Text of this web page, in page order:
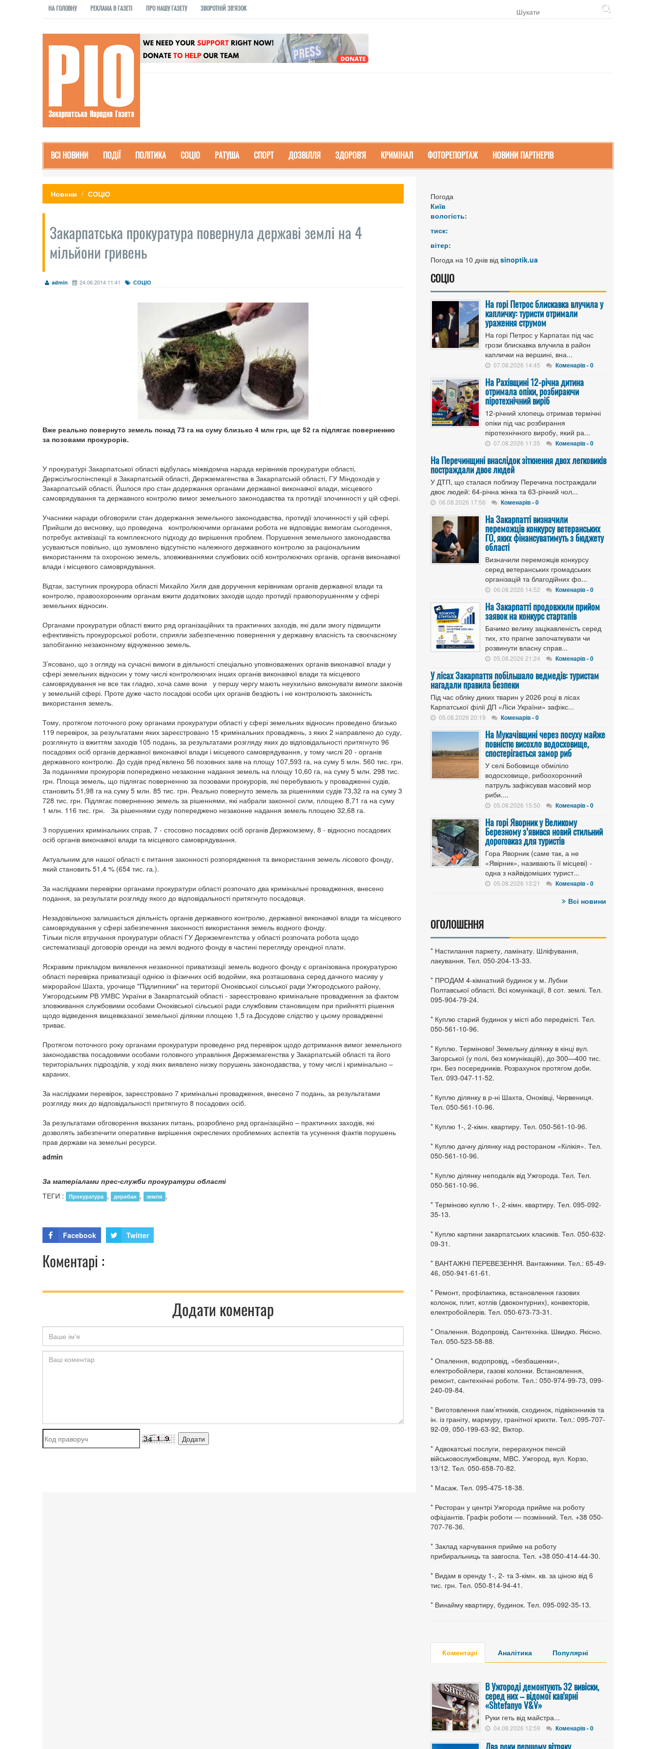
НА ГОЛОВНУ РЕКЛАМА В ГАЗЕТІ ПРО НАШУ ГАЗЕТУ ЗВОРОТНІЙ ЗВ'ЯЗОК
ВСІ НОВИНИ ПОДІЇ ПОЛІТИКА СОЦІО РАТУША СПОРТ ДОЗВІЛЛЯ ЗДОРОВ'Я КРИМІНАЛ ФОТОРЕПОРТАЖ НОВИНИ ПАРТНЕРІВ
Новини СОЦІО
Закарпатська прокуратура повернула державі землі на 4
мільйони гривень
admin 24.06.2014 11:41 СОЦІО
Вже реально повернуто земель понад 73 га на суму близько 4 млн грн, ще 52 га підлягає поверненню
за позовами прокурорів.
У прокуратурі Закарпатської області відбулась міжвідомча нарада керівників прокуратури області,
Держсільгоспінспекції в Закарпатській області, Держземагенства в Закарпатській області, ГУ Міндоходів у
Закарпатській області. Йшлося про стан додержання органами державної виконавчої влади, місцевого
самоврядування та державного контролю вимог земельного законодавства та протидії злочинності у цій сфері.
Учасники наради обговорили стан додержання земельного законодавства, протидії злочинності у цій сфері.
Прийшли до висновку, що проведена контролюючими органами робота не відповідає вимогам сьогодення,
потребує активізації та комплексного підходу до вирішення проблем. Порушення земельного законодавства
усуваються повільно, що зумовлено відсутністю належного державного контролю за раціональним
використанням та охороною земель, зловживаннями службових осіб контролюючих органів, органів виконавчої
влади і місцевого самоврядування.
Відтак, заступник прокурора області Михайло Хиля дав доручення керівникам органів державної влади та
контролю, правоохоронним органам вжити додаткових заходів щодо протидії правопорушенням у сфері
земельних відносин.
Органами прокуратури області вжито ряд організаційних та практичних заходів, які дали змогу підвищити
ефективність прокурорської роботи, сприяли забезпеченню повернення у державну власність та своєчасному
запобіганню незаконному відчуженню земель.
З’ясовано, що з огляду на сучасні вимоги в діяльності спеціально уповноважених органів виконавчої влади у
сфері земельних відносин у тому числі контролюючих інших органів виконавчої влади та місцевого
самоврядування не все так гладко, хоча саме вони у першу чергу мають неухильно виконувати вимоги законів
у земельній сфері. Проте дуже часто посадові особи цих органів бездіють і не контролюють законність
використання земель.
Тому, протягом поточного року органами прокуратури області у сфері земельних відносин проведено близько
119 перевірок, за результатами яких зареєстровано 15 кримінальних проваджень, з яких 2 направлено до суду,
розглянуто із вжиттям заходів 105 подань, за результатами розгляду яких до відповідальності притягнуто 96
посадових осіб органів державної виконавчої влади і місцевого самоврядування, у тому числі 20 - органів
державного контролю. До судів пред’явлено 56 позовних заяв на площу 107,593 га, на суму 5 млн. 560 тис. грн.
За поданнями прокурорів попереджено незаконне надання земель на площу 10,60 га, на суму 5 млн. 298 тис.
грн. Площа земель, що підлягає поверненню за позовами прокурорів, які перебувають у провадженні судів,
становить 51,98 га на суму 5 млн. 85 тис. грн. Реально повернуто земель за рішеннями судів 73,32 га на суму 3
728 тис. грн. Підлягає поверненню земель за рішеннями, які набрали законної сили, площею 8,71 га на суму
1 млн. 116 тис. грн. За рішеннями суду попереджено незаконне надання земель площею 32,68 га.
З порушених кримінальних справ, 7 - стосовно посадових осіб органів Держкомзему, 8 - відносно посадових
осіб органів виконавчої влади та місцевого самоврядування.
Актуальним для нашої області є питання законності розпорядження та використання земель лісового фонду,
який становить 51,4 % (654 тис. га.).
За наслідками перевірки органами прокуратури області розпочато два кримінальні провадження, внесено
подання, за результати розгляду якого до відповідальності притягнуто посадовця.
Незадовільною залишається діяльність органів державного контролю, державної виконавчої влади та місцевого
самоврядування у сфері забезпечення законності використання земель водного фонду.
Тільки після втручання прокуратури області ГУ Держземгентства у області розпочата робота щодо
систематизації договорів оренди на землі водного фонду в частині перегляду орендної плати.
Яскравим прикладом виявлення незаконної приватизації земель водного фонду є організована прокуратурою
області перевірка приватизації однією із фізичних осіб водойми, яка розташована серед дачного масиву у
мікрорайоні Шахта, урочище "Підлипники" на території Оноківської сільської ради Ужгородського району,
Ужгородським РВ УМВС України в Закарпатській області - зареєстровано кримінальне провадження за фактом
зловживання службовими особами Оноківської сільської ради службовим становищем при прийнятті рішення
щодо відведення вищевказаної земельної ділянки площею 1,5 га.Досудове слідство у цьому провадженні
триває.
Протягом поточного року органами прокуратури проведено ряд перевірок щодо дотримання вимог земельного
законодавства посадовими особами головного управління Держземагенства у Закарпатській області та його
територіальних підрозділів, у ході яких виявлено низку порушень законодавства, у тому числі і кримінально –
караних.
За наслідками перевірок, зареєстровано 7 кримінальні провадження, внесено 7 подань, за результатами
розгляду яких до відповідальності притягнуто 8 посадових осіб.
За результатами обговорення вказаних питань, розроблено ряд організаційно – практичних заходів, які
дозволять забезпечити оперативне вирішення окреслених проблемних аспектів та усунення фактів порушень
прав держави на земельні ресурси.
admin
За матеріалами прес-служби прокуратури області
ТЕГИ :
Прокуратура , дерибан , земля ,
Facebook Twitter
Коментарі :
Додати коментар
Погода
Київ
вологість:
тиск:
вітер:
Погода на 10 днів від sinoptik.ua
СОЦІО
На горі Петрос блискавка влучила у
капличку: туристи отримали
ураження струмом
На горі Петрос у Карпатах під час
грози блискавка влучила в район
каплички на вершині, вна...
07.08.2026 14:45 Коменарів - 0
На Рахівщині 12-річна дитина
отримала опіки, розбираючи
піротехнічний виріб
12-річний хлопець отримав термічні
опіки під час розбирання
піротехнічного виробу, який ра...
07.08.2026 11:35 Коменарів - 0
На Перечинщині внаслідок зіткнення двох легковиків
постраждали двоє людей
У ДТП, що сталася поблизу Перечина постраждали
двоє людей: 64-річна жінка та 63-річний чол...
06.08.2026 17:56 Коменарів - 0
На Закарпатті визначили
переможців конкурсу ветеранських
ГО, яких фінансуватимуть з бюджету
області
Визначили переможців конкурсу
серед ветеранських громадських
організацій та благодійних фо...
06.08.2026 14:52 Коменарів - 0
На Закарпатті продовжили прийом
заявок на конкурс стартапів
Бачимо велику зацікавленість серед
тих, хто прагне започаткувати чи
розвинути власну справ...
05.08.2026 21:24 Коменарів - 0
У лісах Закарпаття побільшало ведмедів: туристам
нагадали правила безпеки
Під час обліку диких тварин у 2026 році в лісах
Карпатської філії ДП «Ліси України» зафікс...
05.08.2026 20:19 Коменарів - 0
На Мукачівщині через посуху майже
повністю висохло водосховище,
спостерігається замор риб
У селі Бобовище обміліло
водосховище, рибоохоронний
патруль зафіксував масовий мор
риби....
05.08.2026 15:50 Коменарів - 0
На горі Яворник у Великому
Березному з’явився новий стильний
дороговказ для туристів
Гора Яворник (саме так, а не
«Явірник», називають її місцеві) -
одна з найвідоміших турист...
05.08.2026 13:21 Коменарів - 0
Всі новини
ОГОЛОШЕННЯ
* Настилання паркету, ламінату. Шліфування,
лакування. Тел. 050-204-13-33.
* ПРОДАМ 4-кімнатний будинок у м. Лубни
Полтавської області. Всі комунікації, 8 сот. землі. Тел.
095-904-79-24.
* Куплю старий будинок у місті або передмісті. Тел.
050-561-10-96.
* Куплю. Терміново! Земельну ділянку в кінці вул.
Загорської (у полі, без комунікацій), до 300—400 тис.
грн. Без посередників. Розрахунок протягом доби.
Тел. 093-047-11-52.
* Куплю ділянку в р-ні Шахта, Оноківці, Червениця.
Тел. 050-561-10-96.
* Куплю 1-, 2-кімн. квартиру. Тел. 050-561-10-96.
* Куплю дачну ділянку над рестораном «Кілікія». Тел.
050-561-10-96.
* Куплю ділянку неподалік від Ужгорода. Тел. Тел.
050-561-10-96.
* Терміново куплю 1-, 2-кімн. квартиру. Тел. 095-092-
35-13.
* Куплю картини закарпатських класиків. Тел. 050-632-
09-31.
* ВАНТАЖНІ ПЕРЕВЕЗЕННЯ. Вантажники. Тел.: 65-49-
46, 050-941-61-61.
* Ремонт, профілактика, встановлення газових
колонок, плит, котлів (двоконтурних), конвекторів,
електробойлерів. Тел. 050-673-73-31.
* Опалення. Водопровід. Сантехніка. Швидко. Якісно.
Тел. 050-523-58-88.
* Опалення, водопровід, «безбашенки»,
електробойлери, газові колонки. Встановлення,
ремонт, сантехнічні роботи. Тел.: 050-974-99-73, 099-
240-09-84.
* Виготовлення пам’ятників, сходинок, підвіконників та
ін. із граніту, мармуру, гранітної крихти. Тел.: 095-707-
92-09, 050-199-63-92, Віктор.
* Адвокатські послуги, перерахунок пенсій
військовослужбовцям, МВС. Ужгород, вул. Корзо,
13/12. Тел. 050-658-70-82.
* Масаж. Тел. 095-475-18-38.
* Ресторан у центрі Ужгорода прийме на роботу
офіціантів. Графік роботи — позмінний. Тел. +38 050-
707-76-36.
* Заклад харчування прийме на роботу
прибиральниць та завгоспа. Тел. +38 050-414-44-30.
* Видам в оренду 1-, 2- та 3-кімн. кв. за ціною від 6
тис. грн. Тел. 050-814-94-41.
* Винайму квартиру, будинок. Тел. 095-092-35-13.
Коментарі Аналітика Популярні
В Ужгороді демонтують 32 вивіски,
серед них – відомої кав'ярні
«Shtefanyo V&V»
Руки геть від майстра...
04.08.2026 12:59 Коменарів - 0